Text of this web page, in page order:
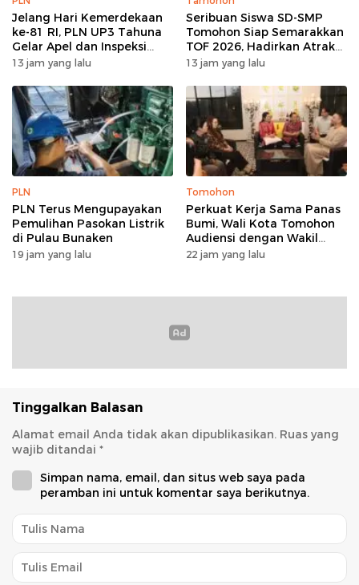
Jelang Hari Kemerdekaan
ke-81 RI, PLN UP3 Tahuna
Gelar Apel dan Inspeksi
Peralatan Guna Pastikan
Kepulauan Nusa Utara
13 jam yang lalu
Seribuan Siswa SD-SMP
Tomohon Siap Semarakkan
TOF 2026, Hadirkan Atraksi
Kolosal dan Harmoni Seni
13 jam yang lalu
PLN
PLN Terus Mengupayakan
Pemulihan Pasokan Listrik
di Pulau Bunaken
19 jam yang lalu
Tomohon
Perkuat Kerja Sama Panas
Bumi, Wali Kota Tomohon
Audiensi dengan Wakil
Dubes Selandia Baru
22 jam yang lalu
Tinggalkan Balasan
Alamat email Anda tidak akan dipublikasikan. Ruas yang
wajib ditandai *
Simpan nama, email, dan situs web saya pada
peramban ini untuk komentar saya berikutnya.